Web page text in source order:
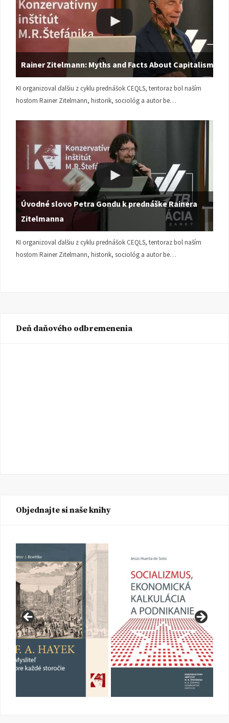
Rainer Zitelmann: Myths and Facts About Capitalism
KI organizoval ďalšiu z cyklu prednášok CEQLS, tentoraz bol naším
hosťom Rainer Zitelmann, historik, sociológ a autor be…
Úvodné slovo Petra Gondu k prednáške Rainera
Zitelmanna
KI organizoval ďalšiu z cyklu prednášok CEQLS, tentoraz bol naším
hosťom Rainer Zitelmann, historik, sociológ a autor be…
Deň daňového odbremenenia
Objednajte si naše knihy